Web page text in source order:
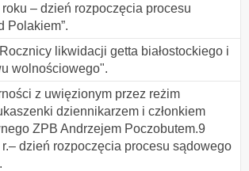
– dzień rozpoczęcia procesu
Polakiem”.
likwidacji getta białostockiego i
wolnościowego".
z uwięzionym przez reżim
dziennikarzem i członkiem
ZPB Andrzejem Poczobutem.9
dzień rozpoczęcia procesu sądowego